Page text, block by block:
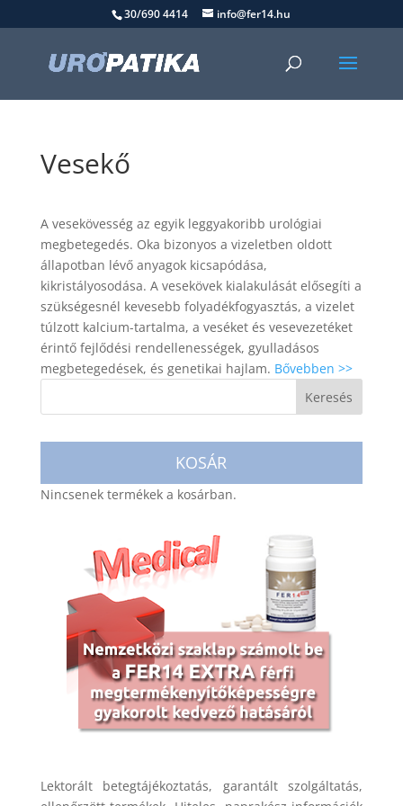
30/690 4414 info@fer14.hu
Vesekő
A vesekövesség az egyik leggyakoribb urológiai
megbetegedés. Oka bizonyos a vizeletben oldott
állapotban lévő anyagok kicsapódása,
kikristályosodása. A vesekövek kialakulását elősegíti a
szükségesnél kevesebb folyadékfogyasztás, a vizelet
túlzott kalcium-tartalma, a veséket és vesevezetéket
érintő fejlődési rendellenességek, gyulladásos
megbetegedések, és genetikai hajlam. Bővebben >>
KOSÁR
Nincsenek termékek a kosárban.
Lektorált betegtájékoztatás, garantált szolgáltatás,